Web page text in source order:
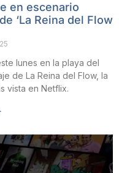
en escenario
‘La Reina del Flow
lunes en la playa del
de La Reina del Flow, la
vista en Netflix.